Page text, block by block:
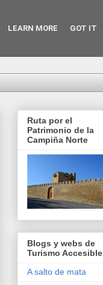
Ruta por el
Patrimonio de la
Campiña Norte
Blogs y webs de
Turismo Accesible
A salto de mata
LEARN MORE GOT IT